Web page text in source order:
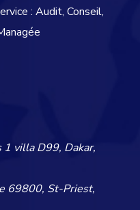
: Audit, Conseil,
1 villa D99, Dakar,
69800, St-Priest,